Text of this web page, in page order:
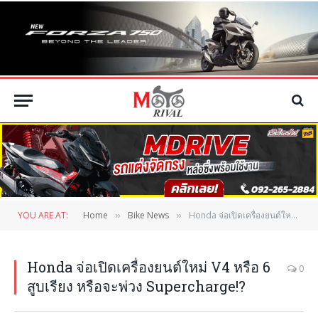
YOU ARE AT: Home » Bike News » Honda จ่อเปิดเครื่องยนต์ใหม่ V4 หรือ 6 สูบเรียง หรือจะพ่วง Supercharge!?
Honda จ่อเปิดเครื่องยนต์ใหม่ V4 หรือ 6
สูบเรียง หรือจะพ่วง Supercharge!?
0